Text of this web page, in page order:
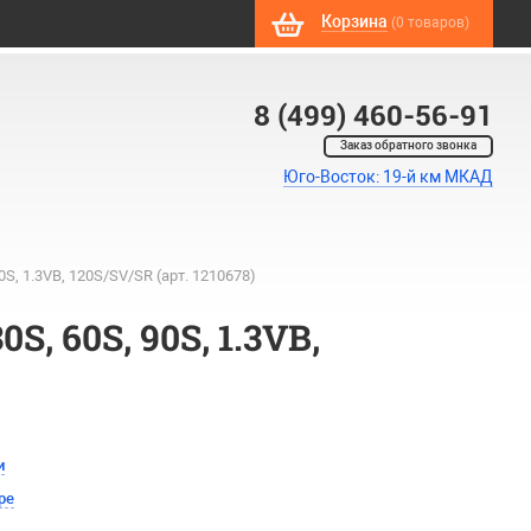
Корзина (0 товаров)
8 (499) 460-56-91
Заказ обратного звонка
Юго-Восток: 19-й км МКАД
1.3VB, 120S/SV/SR (арт. 1210678)
60S, 90S, 1.3VB,